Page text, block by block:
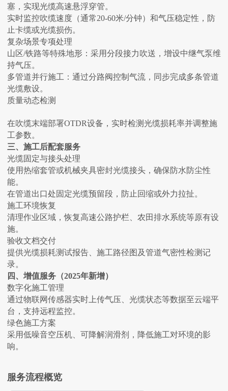
塞，实现光缆高速悬浮穿管‌。
实时监控吹缆速度（通常20-60米/分钟）和气压稳定性，防
止卡缆或光缆损伤‌。
‌复杂场景专项处理‌
‌山区/铁路等特殊地形‌：采用分段接力吹送，增设中继气泵维
持气压‌。
‌多管道并行施工‌：通过分路阀控制气流，同步完成多条管道
光缆敷设‌。
‌质量动态检测‌
在吹缆末端部署OTDR设备，实时检测光缆损耗率并调整施
工参数‌。
三、施工后配套服务
‌光缆固定与接头处理‌
使用热缩套管或机械夹具密封光缆接头，确保防水防尘性
能‌。
在管道出口处固定光缆预留段，防止回缩或外力拉扯‌。
‌施工环境恢复‌
清理作业区域，恢复高速公路护栏、农田排水系统等原有设
施‌。
‌验收文档交付‌
提供光缆损耗测试报告、施工路径图及管道气密性检测记
录‌。
四、增值服务（2025年新增）
‌数字化施工管理‌
通过物联网传感器实时上传气压、光缆状态等数据至云端平
台，支持远程监控‌。
‌绿色施工方案‌
采用低噪音空压机、可降解润滑剂，降低施工对环境的影
响‌。
服务流程概览